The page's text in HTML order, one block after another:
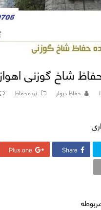
شاخ گوزنی اهواز
حفاظ دیوار نرده حفاظ
Share
Plus one